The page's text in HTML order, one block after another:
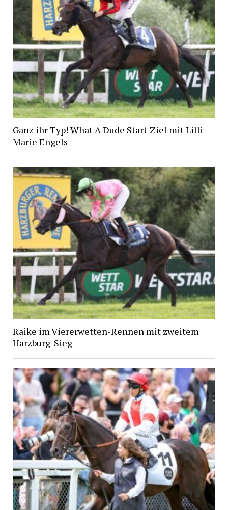
Ganz ihr Typ! What A Dude Start-Ziel mit Lilli-
Marie Engels
Raike im Viererwetten-Rennen mit zweitem
Harzburg-Sieg